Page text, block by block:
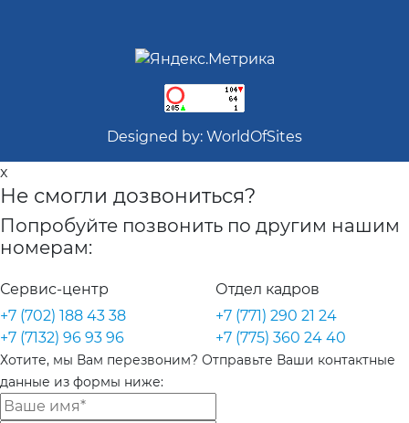
Designed by: WorldOfSites
x
Не смогли дозвониться?
Попробуйте позвонить по другим нашим
номерам:
Сервис-центр
+7 (702) 188 43 38
+7 (7132) 96 93 96
Отдел кадров
+7 (771) 290 21 24
+7 (775) 360 24 40
Хотите, мы Вам перезвоним? Отправьте Ваши контактные
данные из формы ниже: